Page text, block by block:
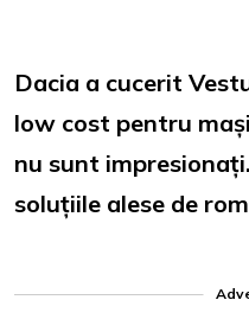
Dacia a cucerit
low cost pentru
nu sunt
soluțiile alese de